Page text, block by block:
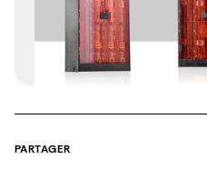
PARTAGER